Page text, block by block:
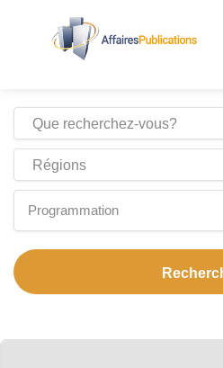
Programmation